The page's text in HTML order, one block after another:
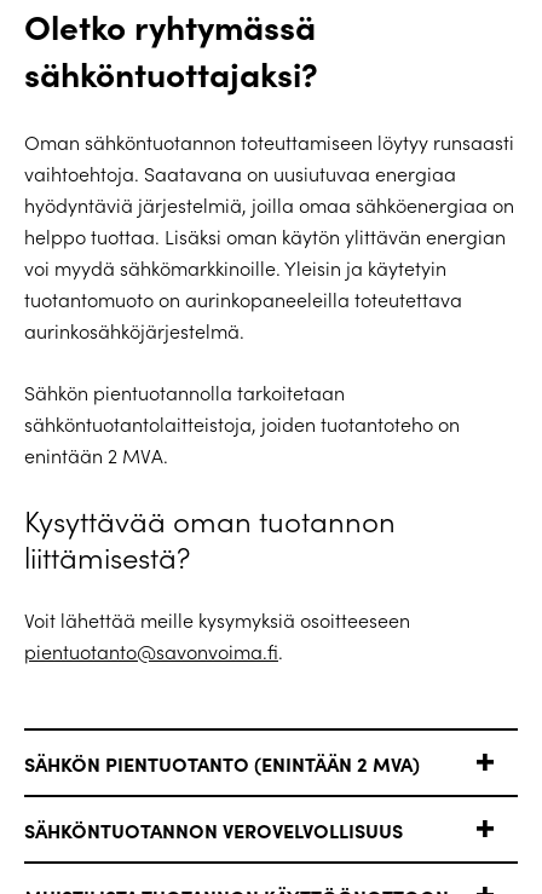
Oletko ryhtymässä
sähköntuottajaksi?
Oman sähköntuotannon toteuttamiseen löytyy runsaasti
vaihtoehtoja. Saatavana on uusiutuvaa energiaa
hyödyntäviä järjestelmiä, joilla omaa sähköenergiaa on
helppo tuottaa. Lisäksi oman käytön ylittävän energian
voi myydä sähkömarkkinoille. Yleisin ja käytetyin
tuotantomuoto on aurinkopaneeleilla toteutettava
aurinkosähköjärjestelmä.
Sähkön pientuotannolla tarkoitetaan
sähköntuotantolaitteistoja, joiden tuotantoteho on
enintään 2 MVA.
Kysyttävää oman tuotannon
liittämisestä?
Voit lähettää meille kysymyksiä osoitteeseen
pientuotanto@savonvoima.fi.
SÄHKÖN PIENTUOTANTO (ENINTÄÄN 2 MVA)
SÄHKÖNTUOTANNON VEROVELVOLLISUUS